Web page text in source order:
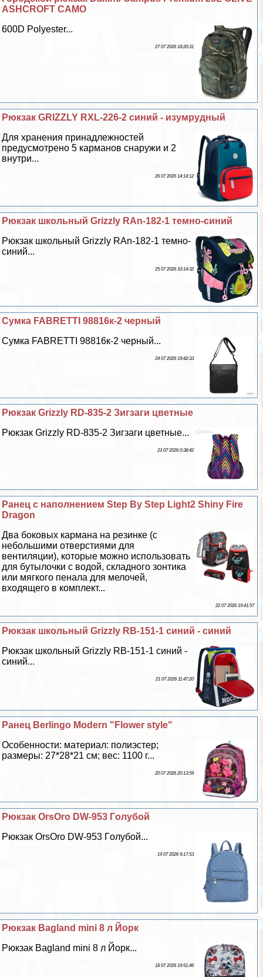
ASHCROFT CAMO
600D Polyester...
27 07 2026 18:20:31
Рюкзак GRIZZLY RXL-226-2 синий - изумрудный
Для хранения принадлежностей
предусмотрено 5 карманов снаружи и 2
внутри...
26 07 2026 14:14:12
Рюкзак школьный Grizzly RAn-182-1 темно-синий
Рюкзак школьный Grizzly RAn-182-1 темно-
синий...
25 07 2026 10:14:32
Сумка FABRETTI 98816к-2 черный
Сумка FABRETTI 98816к-2 черный...
24 07 2026 19:42:33
Рюкзак Grizzly RD-835-2 Зигзаги цветные
Рюкзак Grizzly RD-835-2 Зигзаги цветные...
23 07 2026 0:38:42
Ранец с наполнением Step By Step Light2 Shiny Fire
Dragon
Два боковых кармана на резинке (с
небольшими отверстиями для
вентиляции), которые можно использовать
для бутылочки с водой, складного зонтика
или мягкого пенала для мелочей,
входящего в комплект...
22 07 2026 19:41:57
Рюкзак школьный Grizzly RB-151-1 синий - синий
Рюкзак школьный Grizzly RB-151-1 синий -
синий...
21 07 2026 11:47:20
Ранец Berlingo Modern "Flower style"
Особенности: материал: полиэстер;
размеры: 27*28*21 см; вес: 1100 г...
20 07 2026 20:13:59
Рюкзак OrsOro DW-953 Гoлyбой
Рюкзак OrsOro DW-953 Гoлyбой...
19 07 2026 9:17:53
Рюкзак Bagland mini 8 л Йорк
Рюкзак Bagland mini 8 л Йорк...
18 07 2026 19:51:46